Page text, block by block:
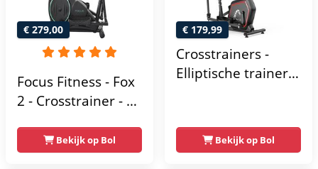
€ 279,00
Focus Fitness - Fox
2 - Crosstrainer - 16
Weerstandsniveaus
Bekijk op Bol
€ 179,99
Crosstrainers -
Elliptische trainer
- Magnetische
weerstand met 16
Bekijk op Bol